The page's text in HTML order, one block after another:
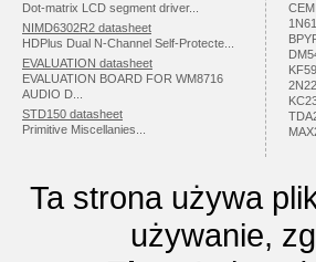
Dot-matrix LCD segment driver...
NIMD6302R2 datasheet
HDPlus Dual N-Channel Self-Protecte...
EVALUATION datasheet
EVALUATION BOARD FOR WM8716
AUDIO D...
STD150 datasheet
Primitive Miscellanies...
Ta strona używa
używanie,